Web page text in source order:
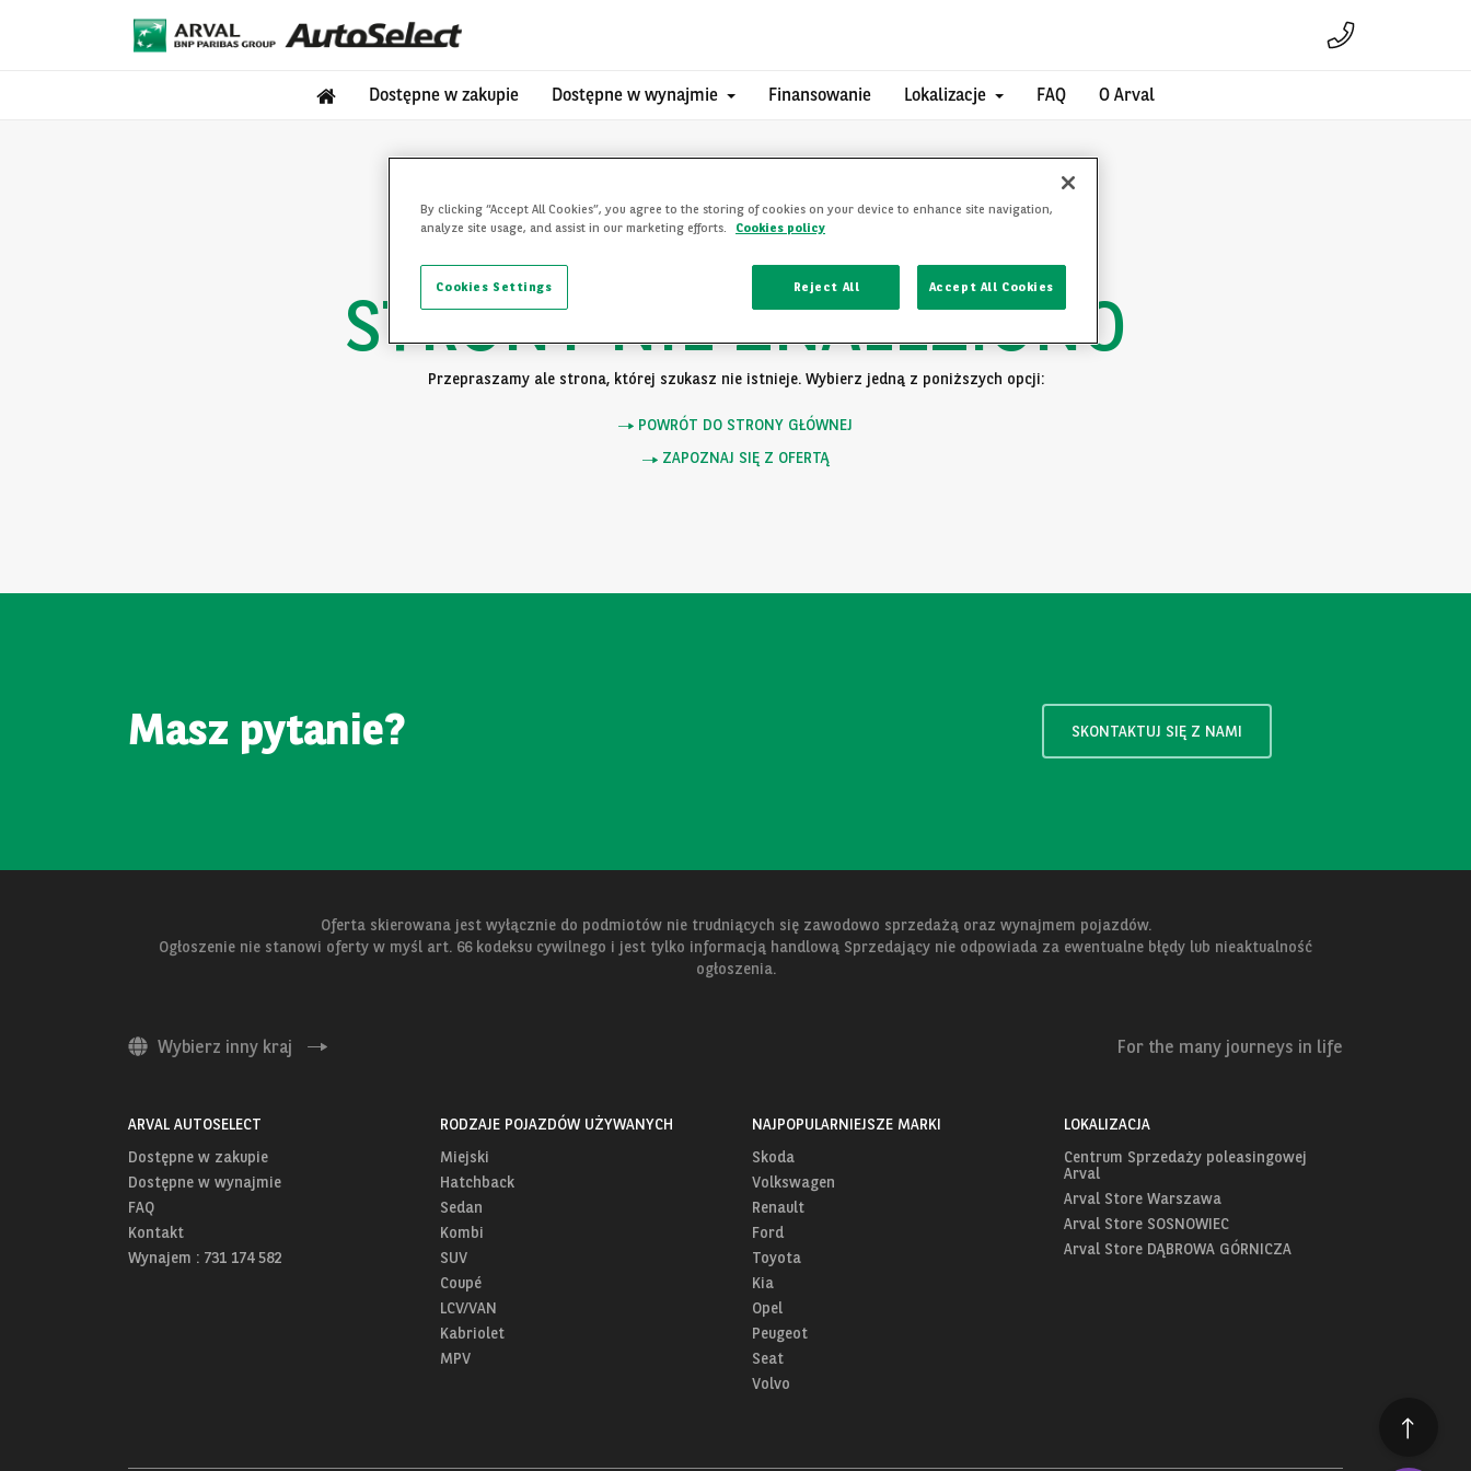
Dostępne w zakupie Dostępne w wynajmie Finansowanie Lokalizacje FAQ O Arval
STRONY NIE ZNALEZIONO
Przepraszamy ale strona, której szukasz nie istnieje. Wybierz jedną z poniższych opcji:
POWRÓT DO STRONY GŁÓWNEJ
ZAPOZNAJ SIĘ Z OFERTĄ
Masz pytanie? SKONTAKTUJ SIĘ Z NAMI
Oferta skierowana jest wyłącznie do podmiotów nie trudniących się zawodowo sprzedażą oraz wynajmem pojazdów.
Ogłoszenie nie stanowi oferty w myśl art. 66 kodeksu cywilnego i jest tylko informacją handlową Sprzedający nie odpowiada za ewentualne błędy lub nieaktualność
ogłoszenia.
Wybierz inny kraj For the many journeys in life
ARVAL AUTOSELECT
Dostępne w zakupie
Dostępne w wynajmie
FAQ
Kontakt
Wynajem : 731 174 582
RODZAJE POJAZDÓW UŻYWANYCH
Miejski
Hatchback
Sedan
Kombi
SUV
Coupé
LCV/VAN
Kabriolet
MPV
NAJPOPULARNIEJSZE MARKI
Skoda
Volkswagen
Renault
Ford
Toyota
Kia
Opel
Peugeot
Seat
Volvo
LOKALIZACJA
Centrum Sprzedaży poleasingowej
Arval
Arval Store Warszawa
Arval Store SOSNOWIEC
Arval Store DĄBROWA GÓRNICZA
By clicking “Accept All Cookies”, you agree to the storing of cookies on your device to enhance site navigation,
analyze site usage, and assist in our marketing efforts.
Cookies policy
Reject All Accept All Cookies
Cookies Settings